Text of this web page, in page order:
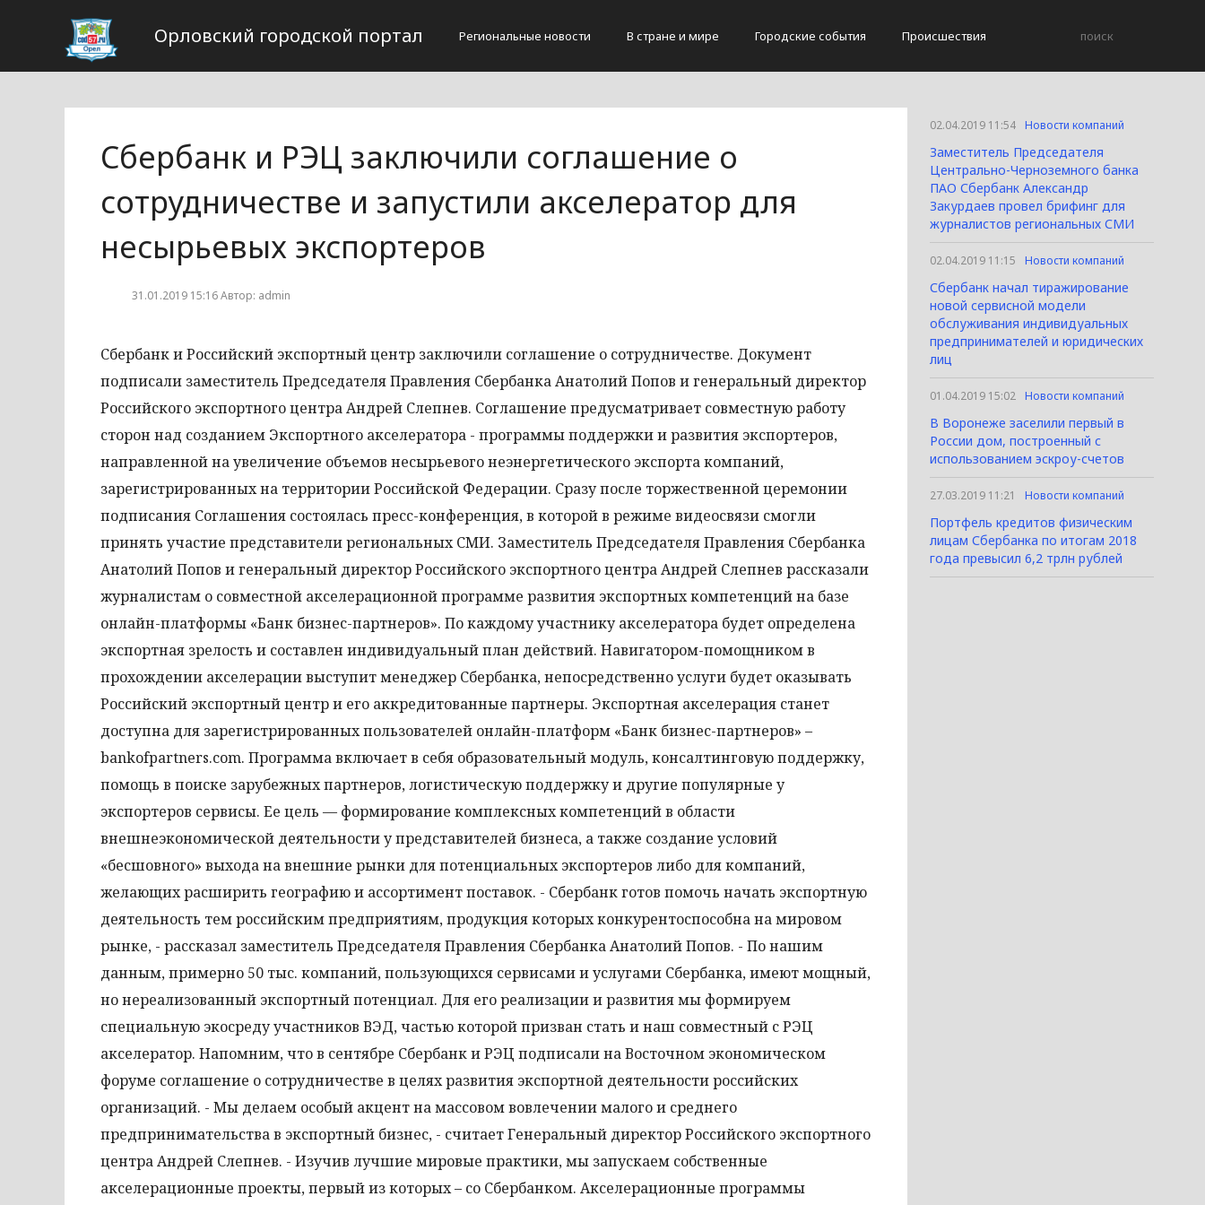
Орловский городской портал Региональные новости В стране и мире Городские события Происшествия
Сбербанк и РЭЦ заключили соглашение о
сотрудничестве и запустили акселератор для
несырьевых экспортеров
31.01.2019 15:16 Автор: admin
Сбербанк и Российский экспортный центр заключили соглашение о сотрудничестве. Документ
подписали заместитель Председателя Правления Сбербанка Анатолий Попов и генеральный директор
Российского экспортного центра Андрей Слепнев. Соглашение предусматривает совместную работу
сторон над созданием Экспортного акселератора - программы поддержки и развития экспортеров,
направленной на увеличение объемов несырьевого неэнергетического экспорта компаний,
зарегистрированных на территории Российской Федерации. Сразу после торжественной церемонии
подписания Соглашения состоялась пресс-конференция, в которой в режиме видеосвязи смогли
принять участие представители региональных СМИ. Заместитель Председателя Правления Сбербанка
Анатолий Попов и генеральный директор Российского экспортного центра Андрей Слепнев рассказали
журналистам о совместной акселерационной программе развития экспортных компетенций на базе
онлайн-платформы «Банк бизнес-партнеров». По каждому участнику акселератора будет определена
экспортная зрелость и составлен индивидуальный план действий. Навигатором-помощником в
прохождении акселерации выступит менеджер Сбербанка, непосредственно услуги будет оказывать
Российский экспортный центр и его аккредитованные партнеры. Экспортная акселерация станет
доступна для зарегистрированных пользователей онлайн-платформ «Банк бизнес-партнеров» –
bankofpartners.com. Программа включает в себя образовательный модуль, консалтинговую поддержку,
помощь в поиске зарубежных партнеров, логистическую поддержку и другие популярные у
экспортеров сервисы. Ее цель — формирование комплексных компетенций в области
внешнеэкономической деятельности у представителей бизнеса, а также создание условий
«бесшовного» выхода на внешние рынки для потенциальных экспортеров либо для компаний,
желающих расширить географию и ассортимент поставок. - Сбербанк готов помочь начать экспортную
деятельность тем российским предприятиям, продукция которых конкурентоспособна на мировом
рынке, - рассказал заместитель Председателя Правления Сбербанка Анатолий Попов. - По нашим
данным, примерно 50 тыс. компаний, пользующихся сервисами и услугами Сбербанка, имеют мощный,
но нереализованный экспортный потенциал. Для его реализации и развития мы формируем
специальную экосреду участников ВЭД, частью которой призван стать и наш совместный с РЭЦ
акселератор. Напомним, что в сентябре Сбербанк и РЭЦ подписали на Восточном экономическом
форуме соглашение о сотрудничестве в целях развития экспортной деятельности российских
организаций. - Мы делаем особый акцент на массовом вовлечении малого и среднего
предпринимательства в экспортный бизнес, - считает Генеральный директор Российского экспортного
центра Андрей Слепнев. - Изучив лучшие мировые практики, мы запускаем собственные
акселерационные проекты, первый из которых – со Сбербанком. Акселерационные программы
02.04.2019 11:54 Новости компаний
Заместитель Председателя
Центрально-Черноземного банка
ПАО Сбербанк Александр
Закурдаев провел брифинг для
журналистов региональных СМИ
02.04.2019 11:15 Новости компаний
Сбербанк начал тиражирование
новой сервисной модели
обслуживания индивидуальных
предпринимателей и юридических
лиц
01.04.2019 15:02 Новости компаний
В Воронеже заселили первый в
России дом, построенный с
использованием эскроу-счетов
27.03.2019 11:21 Новости компаний
Портфель кредитов физическим
лицам Сбербанка по итогам 2018
года превысил 6,2 трлн рублей